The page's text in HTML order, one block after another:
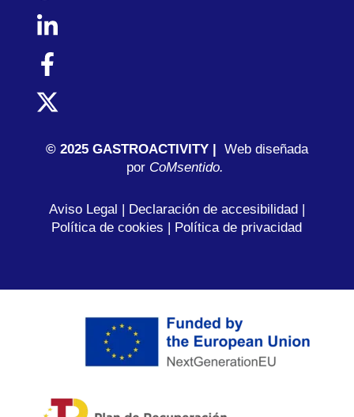
© 2025 GASTROACTIVITY |
Web diseñada
porCoMsentido.
Aviso Legal Declaración de accesibilidad
Política de cookies
Política de privacidad